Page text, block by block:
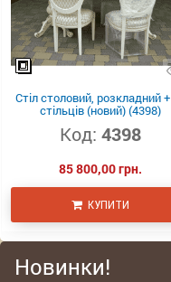
Стіл столовий, розкладний
стільців (новий) (4398)
Код: 4398
85 800,00 грн.
КУПИТИ
Новинки!